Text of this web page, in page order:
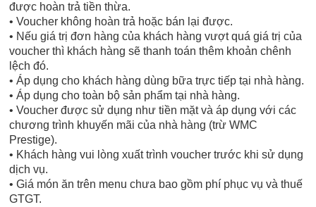
được hoàn trả tiền thừa.
• Voucher không hoàn trả hoặc bán lại được.
• Nếu giá trị đơn hàng của khách hàng vượt quá giá trị của
voucher thì khách hàng sẽ thanh toán thêm khoản chênh
lệch đó.
• Áp dụng cho khách hàng dùng bữa trực tiếp tại nhà hàng.
• Áp dụng cho toàn bộ sản phẩm tại nhà hàng.
• Voucher được sử dụng như tiền mặt và áp dụng với các
chương trình khuyến mãi của nhà hàng (trừ WMC
Prestige).
• Khách hàng vui lòng xuất trình voucher trước khi sử dụng
dịch vụ.
• Giá món ăn trên menu chưa bao gồm phí phục vụ và thuế
GTGT.